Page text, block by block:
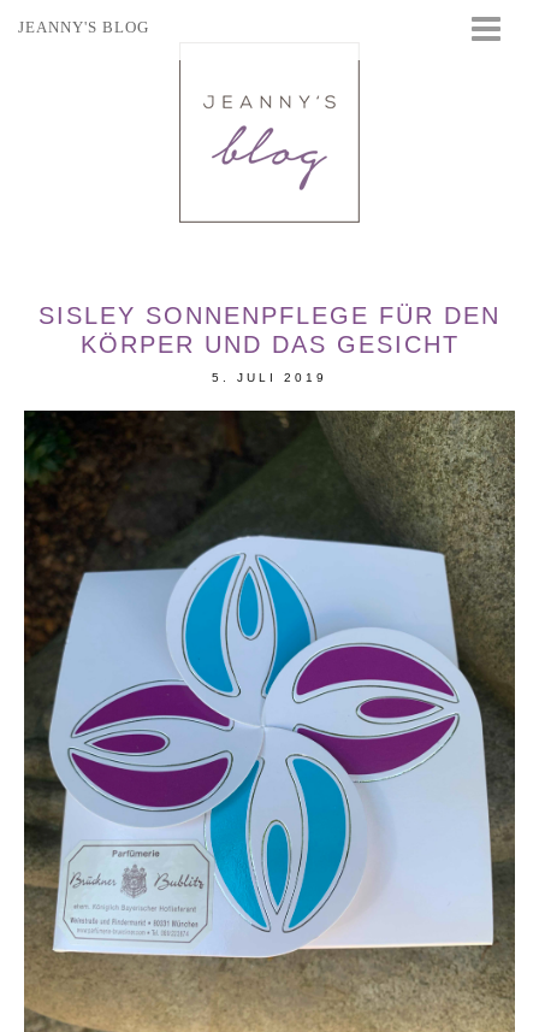
JEANNY'S BLOG
SISLEY SONNENPFLEGE FÜR DEN
KÖRPER UND DAS GESICHT
5. JULI 2019